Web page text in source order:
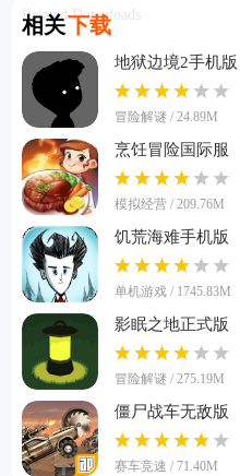
相关下载
Related Downloads
地狱边境2手机版
冒险解谜 / 24.89M
烹饪冒险国际服
模拟经营 / 209.76M
饥荒海难手机版
单机游戏 / 1745.83M
影眠之地正式版
冒险解谜 / 275.19M
僵尸战车无敌版
赛车竞速 / 71.40M